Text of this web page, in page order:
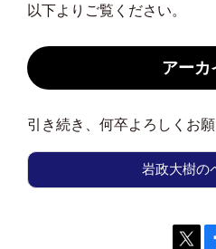
以下よりご覧ください。
アーカ
引き続き、何卒よろしくお願
岩政大樹の